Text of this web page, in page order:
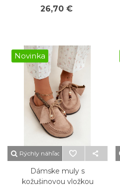
26,70 €
Novinka
Rýchly náhľad
Dámske muly s
kožušinovou vložkou